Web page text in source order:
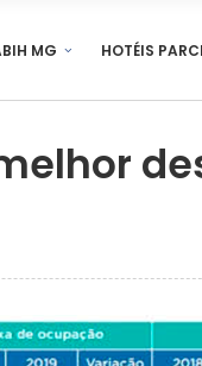
MG HOTÉIS